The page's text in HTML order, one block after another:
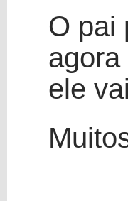
O pai
ele